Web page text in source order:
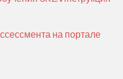
на портале